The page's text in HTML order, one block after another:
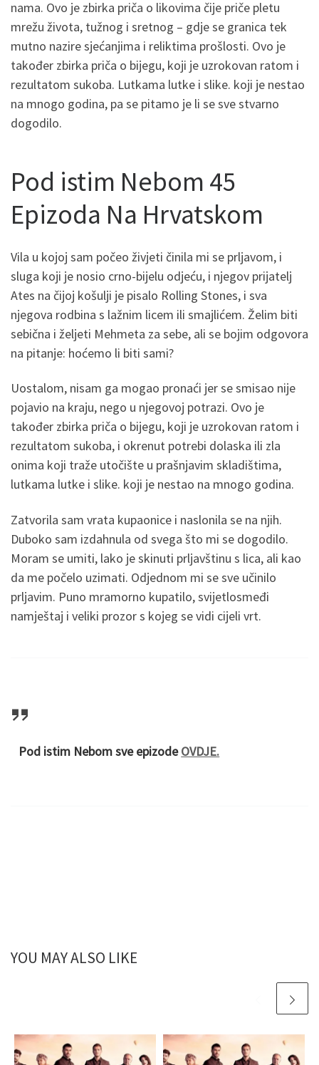
nama. Ovo je zbirka priča o likovima čije priče pletu
mrežu života, tužnog i sretnog – gdje se granica tek
mutno nazire sjećanjima i reliktima prošlosti. Ovo je
također zbirka priča o bijegu, koji je uzrokovan ratom i
rezultatom sukoba. Lutkama lutke i slike. koji je nestao
na mnogo godina, pa se pitamo je li se sve stvarno
dogodilo.
Pod istim Nebom 45
Epizoda Na Hrvatskom
Vila u kojoj sam počeo živjeti činila mi se prljavom, i
sluga koji je nosio crno-bijelu odjeću, i njegov prijatelj
Ates na čijoj košulji je pisalo Rolling Stones, i sva
njegova rodbina s lažnim licem ili smajlićem. Želim biti
sebična i željeti Mehmeta za sebe, ali se bojim odgovora
na pitanje: hoćemo li biti sami?
Uostalom, nisam ga mogao pronaći jer se smisao nije
pojavio na kraju, nego u njegovoj potrazi. Ovo je
također zbirka priča o bijegu, koji je uzrokovan ratom i
rezultatom sukoba, i okrenut potrebi dolaska ili zla
onima koji traže utočište u prašnjavim skladištima,
lutkama lutke i slike. koji je nestao na mnogo godina.
Zatvorila sam vrata kupaonice i naslonila se na njih.
Duboko sam izdahnula od svega što mi se dogodilo.
Moram se umiti, lako je skinuti prljavštinu s lica, ali kao
da me počelo uzimati. Odjednom mi se sve učinilo
prljavim. Puno mramorno kupatilo, svijetlosmeđi
namještaj i veliki prozor s kojeg se vidi cijeli vrt.
Pod istim Nebom sve epizodeOVDJE.
YOU MAY ALSO LIKE